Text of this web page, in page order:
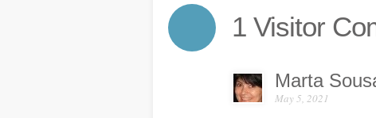
1 Visitor
Marta
May 5, 2021